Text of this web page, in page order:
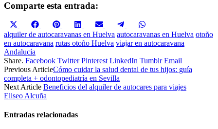
Comparte esta entrada:
Compartir
en
X
(Twitter)
Compartir
en
Facebook
Compartir
en
Pinterest
Compartir
en
LinkedIn
Compartir
en
Email
Compartir
en
Telegram
en
WhatsApp
alquiler de autocaravanas en Huelva autocaravanas en Huelva otoño
en autocaravana rutas otoño Huelva viajar en autocaravana
Andalucía
Share. Facebook Twitter Pinterest LinkedIn Tumblr Email
Previous ArticleCómo cuidar la salud dental de tus hijos: guía
completa + odontopediatría en Sevilla
Next Article Beneficios del alquiler de autocares para viajes
Eliseo Alcuña
Entradas relacionadas